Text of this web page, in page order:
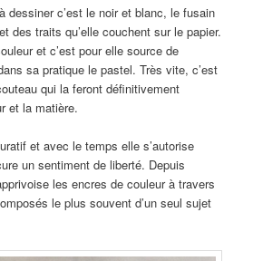
dessiner c’est le noir et blanc, le fusain
des traits qu’elle couchent sur le papier.
et c’est pour elle source de
sa pratique le pastel. Très vite, c’est
qui la feront définitivement
et la matière.
et avec le temps elle s’autorise
un sentiment de liberté. Depuis
les encres de couleur à travers
le plus souvent d’un seul sujet